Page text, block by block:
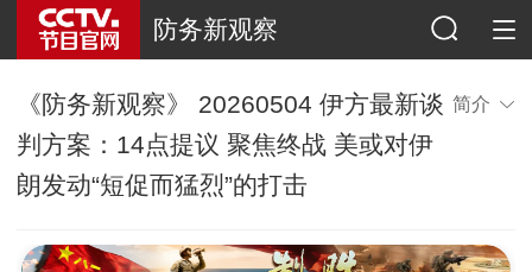
防务新观察
《防务新观察》 20260504 伊方最新谈
判方案：14点提议 聚焦终战 美或对伊
朗发动“短促而猛烈”的打击
简介